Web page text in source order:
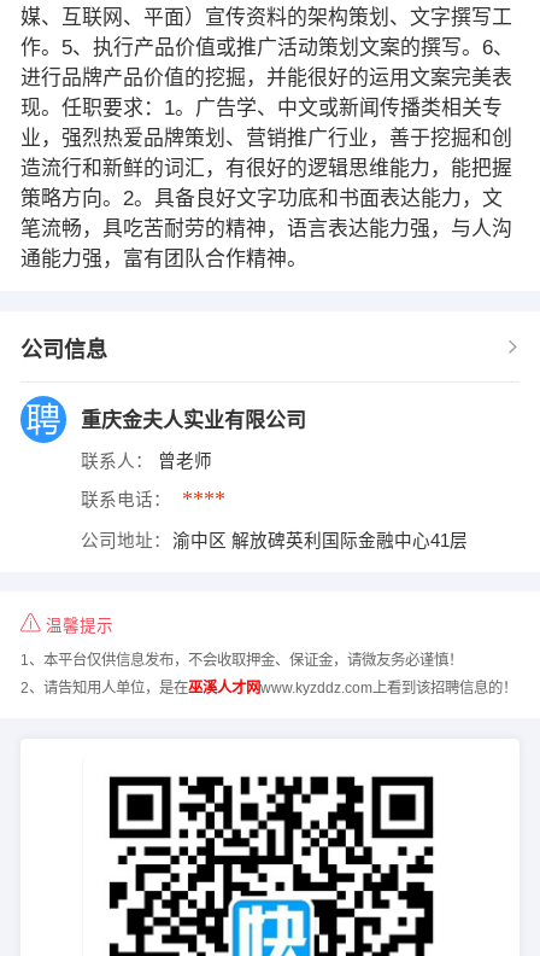
媒、互联网、平面）宣传资料的架构策划、文字撰写工
作。5、执行产品价值或推广活动策划文案的撰写。6、
进行品牌产品价值的挖掘，并能很好的运用文案完美表
现。任职要求：1。广告学、中文或新闻传播类相关专
业，强烈热爱品牌策划、营销推广行业，善于挖掘和创
造流行和新鲜的词汇，有很好的逻辑思维能力，能把握
策略方向。2。具备良好文字功底和书面表达能力，文
笔流畅，具吃苦耐劳的精神，语言表达能力强，与人沟
通能力强，富有团队合作精神。
公司信息
重庆金夫人实业有限公司
联系人： 曾老师
联系电话： ****
公司地址： 渝中区 解放碑英利国际金融中心41层
温馨提示
1、本平台仅供信息发布，不会收取押金、保证金，请微友务必谨慎！
2、请告知用人单位，是在巫溪人才网www.kyzddz.com上看到该招聘信息的！